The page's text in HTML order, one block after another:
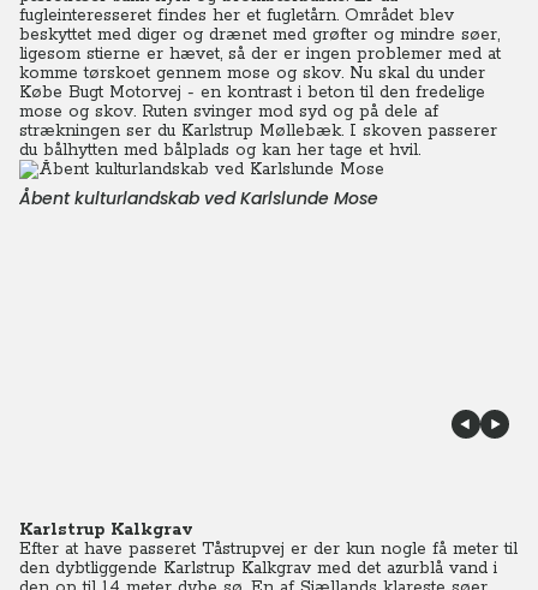
fugleinteresseret findes her et fugletårn. Området blev
beskyttet med diger og drænet med grøfter og mindre søer,
ligesom stierne er hævet, så der er ingen problemer med at
komme tørskoet gennem mose og skov. Nu skal du under
Købe Bugt Motorvej - en kontrast i beton til den fredelige
mose og skov. Ruten svinger mod syd og på dele af
strækningen ser du Karlstrup Møllebæk. I skoven passerer
du bålhytten med bålplads og kan her tage et hvil.
Åbent kulturlandskab ved Karlslunde Mose
Karlstrup Kalkgrav
Efter at have passeret Tåstrupvej er der kun nogle få meter til
den dybtliggende Karlstrup Kalkgrav med det azurblå vand i